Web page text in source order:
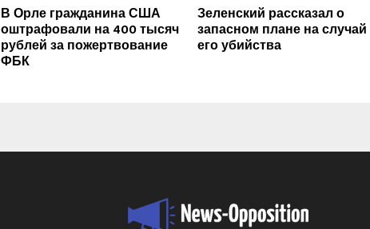
В Орле гражданина США
оштрафовали на 400 тысяч
рублей за пожертвование
ФБК
Зеленский рассказал о
запасном плане на случай
его убийства